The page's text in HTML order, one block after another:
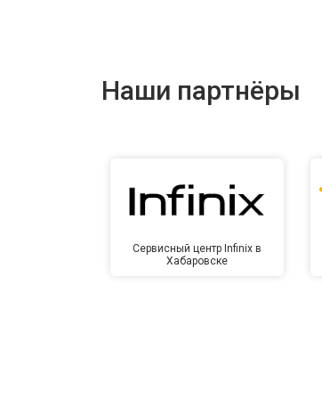
Наши партнёры
Сервисный центр Infinix в
Хабаровске